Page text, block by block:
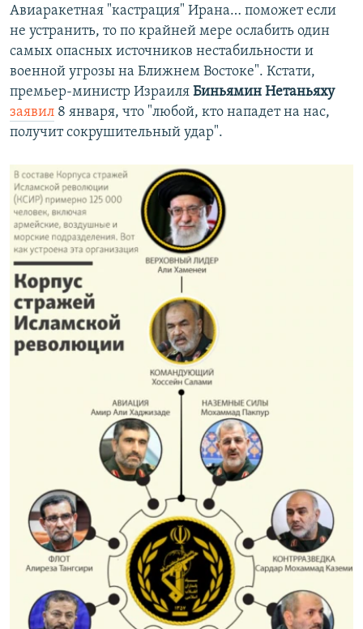
Авиаракетная "кастрация" Ирана… поможет если
не устранить, то по крайней мере ослабить один
самых опасных источников нестабильности и
военной угрозы на Ближнем Востоке". Кстати,
премьер-министр Израиля Биньямин Нетаньяху
заявил 8 января, что "любой, кто нападет на нас,
получит сокрушительный удар".